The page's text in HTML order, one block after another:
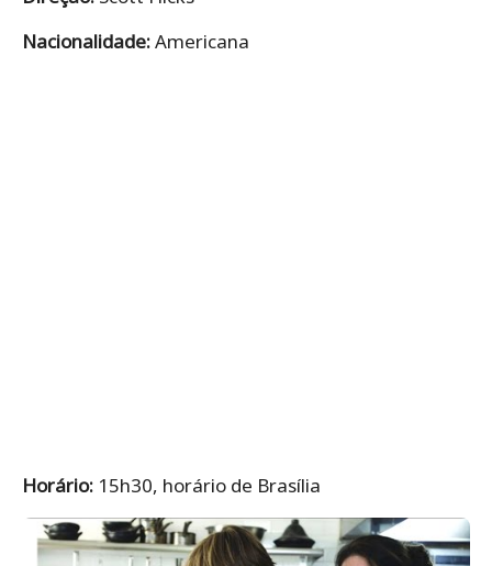
Nacionalidade:Americana
Horário: 15h30, horário de Brasília